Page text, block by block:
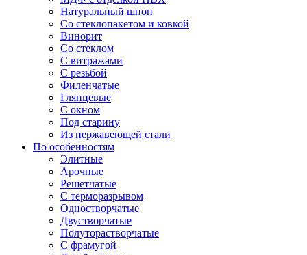
Натуральный шпон
Со стеклопакетом и ковкой
Винорит
Со стеклом
С витражами
С резьбой
Филенчатые
Глянцевые
С окном
Под старину
Из нержавеющей стали
По особенностям
Элитные
Арочные
Решетчатые
С терморазрывом
Одностворчатые
Двустворчатые
Полуторастворчатые
С фрамугой